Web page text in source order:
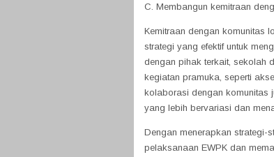
C. Membangun kemitraan
Kemitraan dengan komunitas
strategi yang efektif untuk
dengan pihak terkait, sekolah
kegiatan pramuka, seperti
kolaborasi dengan komunitas
yang lebih bervariasi dan
Dengan menerapkan strategi-
pelaksanaan EWPK dan